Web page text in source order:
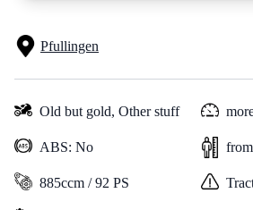
Pfullingen
Old but gold, Other stuff
ABS: No
885ccm / 92 PS